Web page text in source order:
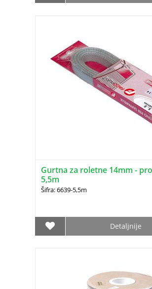
Gurtna za roletne 14mm -
5,5m
Šifra: 6639-5,5m
Detaljnije